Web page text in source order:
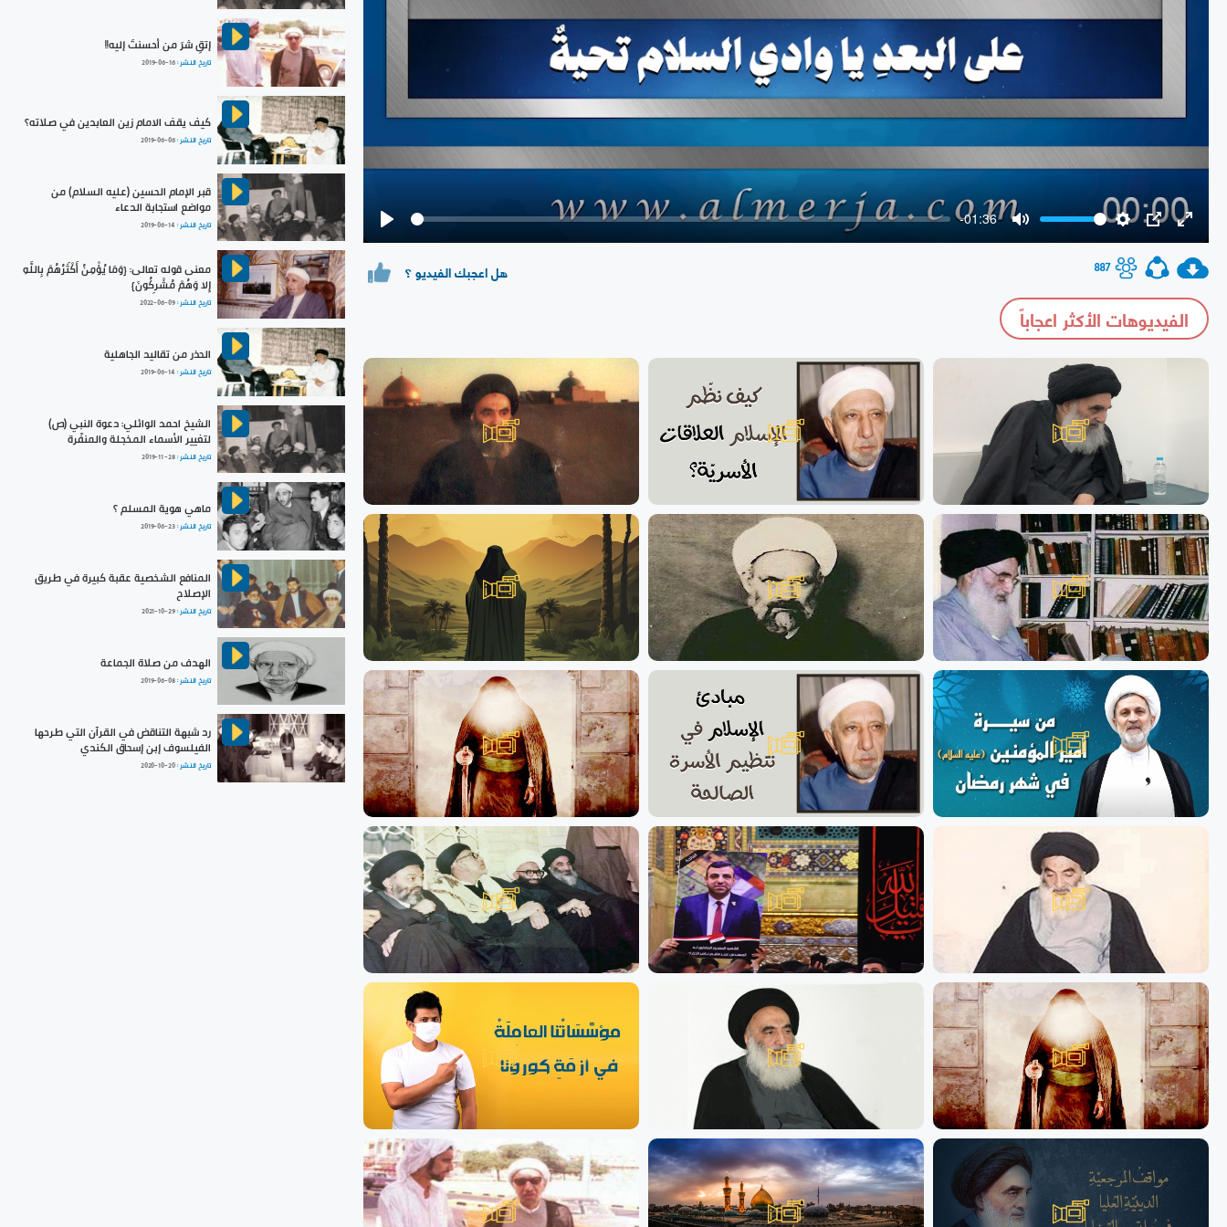
-01:36
Enter
887 هل اعجبك الفيديو ؟
الفيديوهات الأكثر اعجاباً
إتقِ شرَ من أحسنتَ إليه!!
تاريخ النشر :2019-06-16
كيف يقف الامام زين العابدين في صلاته؟
تاريخ النشر :2019-06-06
قبر الإمام الحسين (عليه السلام) من
مواضع استجابة الدعاء
تاريخ النشر : 2019-06-14
معنى قوله تعالى: {وَمَا يُؤْمِنُ أَكْثَرُهُمْ بِاللَّهِ
إِلا وَهُمْ مُشْرِكُونَ}
تاريخ النشر :2022-06-09
الحذر من تقاليد الجاهلية
تاريخ النشر : 2019-06-14
الشيخ احمد الوائلي: دعوة النبي (ص)
لتغيير الأسماء المخجلة والمنفّرة
تاريخ النشر :2019-11-28
ماهي هوية المسلم ؟
تاريخ النشر :2019-06-23
المنافع الشخصية عقبة كبيرة في طريق
الإصلاح
تاريخ النشر :2021-10-29
الهدف من صلاة الجماعة
تاريخ النشر :2019-06-08
رد شبهة التناقض في القرآن التي طرحها
الفيلسوف إبن إسحاق الكندي
تاريخ النشر :2020-10-20